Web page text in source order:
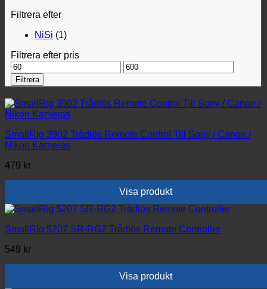
Filtrera efter
NiSi (1)
Filtrera efter pris
Min
pris
Max
pris
Filtrera
SmallRig 3902 Trådlös Remote Control Till Sony / Canon /
Nikon Kameras
479 kr
Visa produkt
SmallRig 5207 SR-RG2 Trådlös Remote Controller
549 kr
Visa produkt